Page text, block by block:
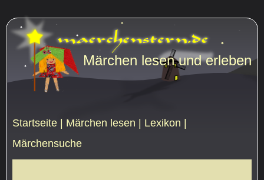
Startseite | Märchen lesen | Lexikon |
Märchensuche
Märchen lesen und erleben